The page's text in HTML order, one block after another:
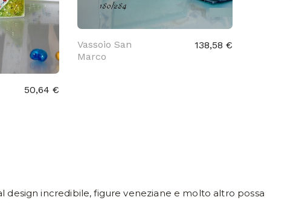
50,64 €
Vassoio San
Marco
138,58 €
design incredibile, figure veneziane e molto altro possa